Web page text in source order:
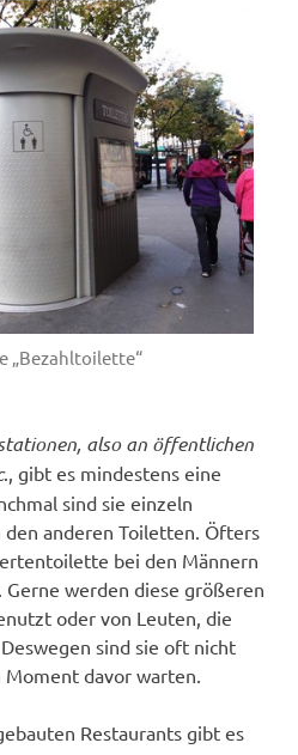
„Bezahltoilette“
also an öffentlichen
., gibt es mindestens eine
sind sie einzeln
anderen Toiletten. Öfters
bei den Männern
Gerne werden diese größeren
oder von Leuten, die
sind sie oft nicht
davor warten.
Restaurants gibt es